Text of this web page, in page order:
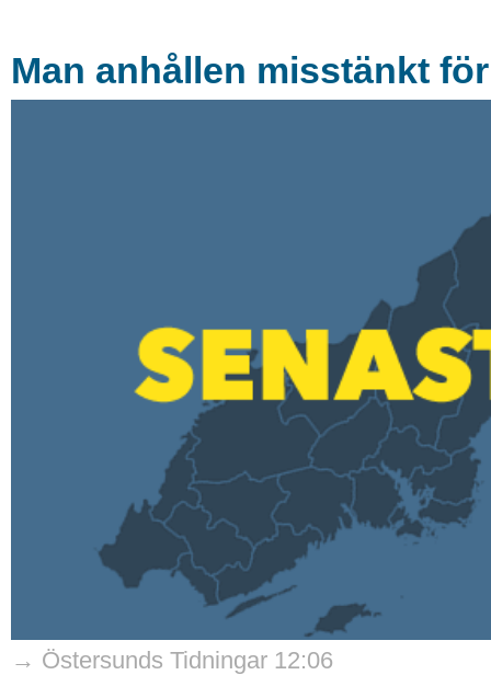
Man anhållen misstänkt
→ Östersunds Tidningar 12:06